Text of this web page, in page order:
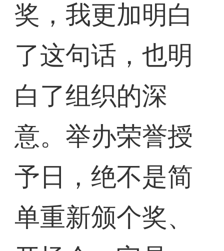
奖，我更加明白
了这句话，也明
白了组织的深
意。举办荣誉授
予日，绝不是简
单重新颁个奖、